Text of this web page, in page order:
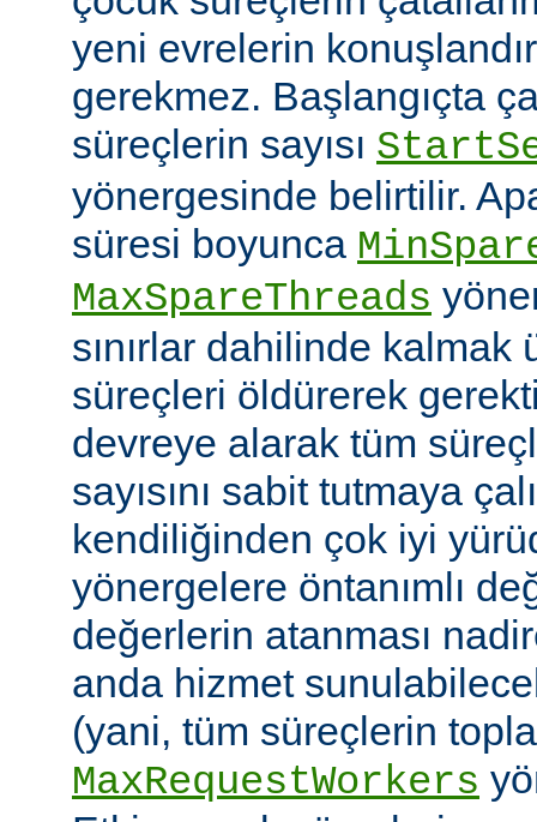
yeni evrelerin
gerekmez. Başlangıçta
süreçlerin sayısı
yönergesinde belirtilir.
süresi boyunca
MaxSpareThreads
sınırlar dahilinde
süreçleri öldürerek
devreye alarak tüm
sayısını sabit tutmaya
kendiliğinden çok iyi
yönergelere öntanımlı
değerlerin atanması
anda hizmet
(yani, tüm süreçlerin
MaxRequestWorkers